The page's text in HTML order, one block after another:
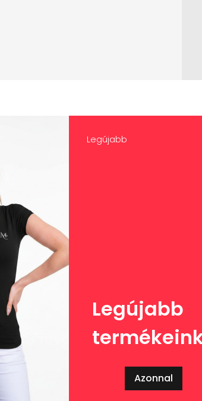
Legújabb
Legújabb
Azonnal